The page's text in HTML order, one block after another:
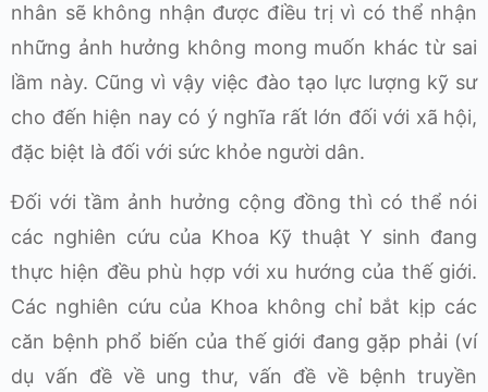
nhân sẽ không nhận được điều trị vì có thể nhận
những ảnh hưởng không mong muốn khác từ sai
lầm này. Cũng vì vậy việc đào tạo lực lượng kỹ sư
cho đến hiện nay có ý nghĩa rất lớn đối với xã hội,
đặc biệt là đối với sức khỏe người dân.
Đối với tầm ảnh hưởng cộng đồng thì có thể nói
các nghiên cứu của Khoa Kỹ thuật Y sinh đang
thực hiện đều phù hợp với xu hướng của thế giới.
Các nghiên cứu của Khoa không chỉ bắt kịp các
căn bệnh phổ biến của thế giới đang gặp phải (ví
dụ vấn đề về ung thư, vấn đề về bệnh truyền